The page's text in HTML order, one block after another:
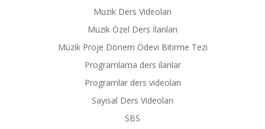
Muzik Ders Videoları
Müzik Özel Ders İlanları
Müzik Proje Dönem Ödevi Bitirme Tezi
Programlama ders ilanlar
Programlar ders videoları
Sayısal Ders Videoları
SBS